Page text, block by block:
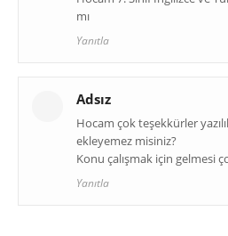
mı
Yanıtla
Adsız
Hocam çok teşekkürler
ekleyemez misiniz?
Konu çalışmak için gelmesi
Yanıtla